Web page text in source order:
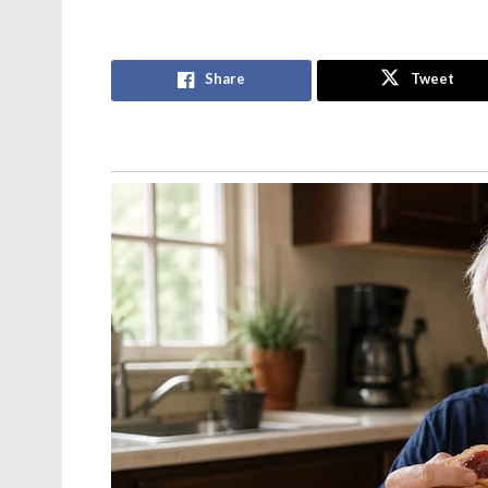
രൂപയ്ക്കും തിരികെ എത്തിയത് 66,000
രൂപയുടെ വിദേശ നിക്ഷേപം!’: നരേന്ദ്ര
എന്നീ നിർദ്ദേശങ്ങൾ ആയിരുന്നു
പ്രധാനമന്ത്രിയുടെ ഈ നടപടിക്ക് പിന്നാലെ
തങ്ങളുടെ വാഹനവ്യൂഹം കുറയ്ക്കാൻ
മുഖ്യമന്ത്രിമാരും തങ്ങളുടെയും
കുറയ്ക്കാൻ നിർദ്ദേശിച്ചു. അതേസമയം
തിരിക്കാനാണ് ഇത്തരം നീക്കങ്ങൾ
Tags: envoy vehicles reduced Narendra Modi
Share Tweet